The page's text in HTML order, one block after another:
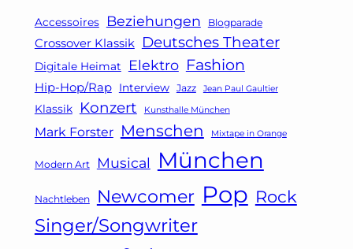
Accessoires Beziehungen Blogparade
Crossover Klassik Deutsches Theater
Digitale Heimat Elektro Fashion
Hip-Hop/Rap Interview Jazz Jean Paul Gaultier
Klassik Konzert Kunsthalle München
Mark Forster Menschen Mixtape in Orange
Modern Art Musical München
Nachtleben Newcomer Pop Rock
Singer/Songwriter